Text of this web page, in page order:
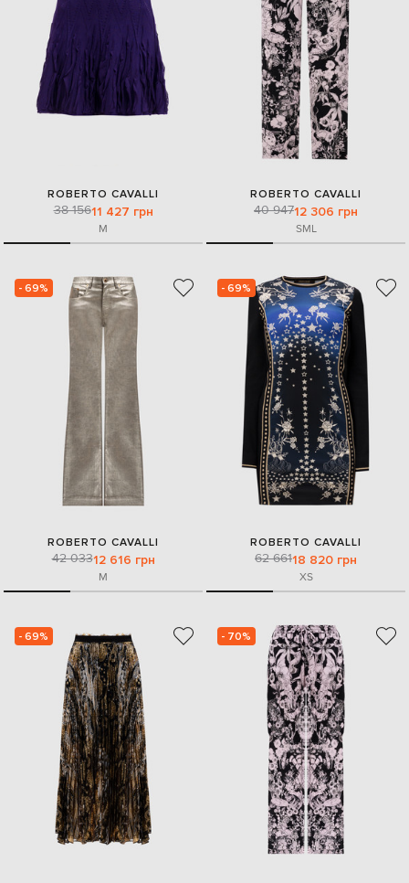
ROBERTO CAVALLI
38 15611 427 грн
M
ROBERTO CAVALLI
40 94712 306 грн
SML
- 69%
ROBERTO CAVALLI
42 03312 616 грн
M
- 69%
ROBERTO CAVALLI
62 66118 820 грн
XS
- 69% - 70%